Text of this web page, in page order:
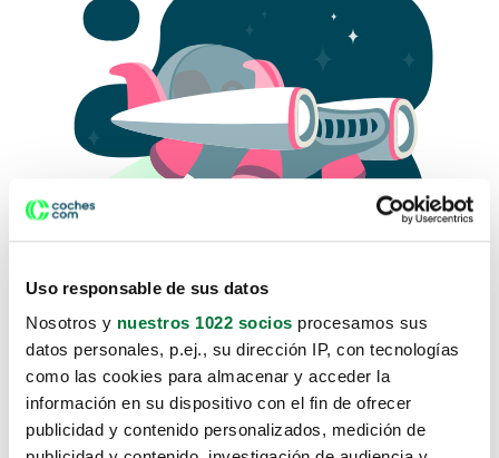
Uso responsable de sus datos
Nosotros y nuestros 1022 socios procesamos sus
datos personales, p.ej., su dirección IP, con tecnologías
como las cookies para almacenar y acceder la
información en su dispositivo con el fin de ofrecer
publicidad y contenido personalizados, medición de
Lo sentimos, no sabemos como
te hemos traido hasta aquí.